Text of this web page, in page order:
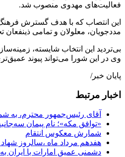
فعالیت‌های مهدوی منصوب شد.
این انتصاب که با هدف گسترش
مددجویان، معلولان و تمامی
بی‌تردید این انتخاب شایسته،
وی در این شورا می‌تواند پیوند
پایان خبر/
اخبار مرتبط
آقای رئیس‌جمهور محترم، به
«توافق مکه»؛ نام پیمان
شمارش معکوس انتقام
هفدهم مرداد ماه ،سالروز
دشمنی عمیق امارات با ایران